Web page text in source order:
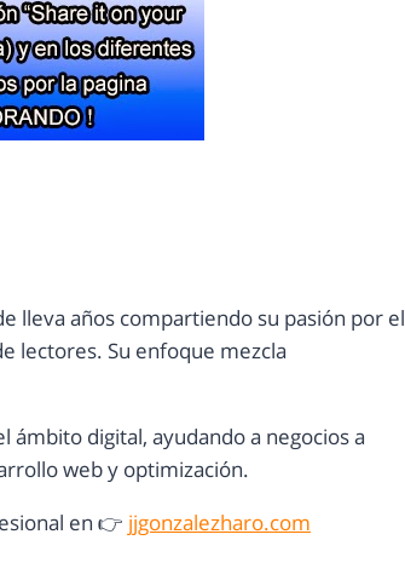
lleva años compartiendo su pasión por el
lectores. Su enfoque mezcla
ámbito digital, ayudando a negocios a
web y optimización.
en 👉 jjgonzalezharo.com